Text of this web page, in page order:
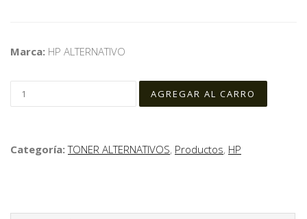
Marca: HP ALTERNATIVO
Categoría:TONER ALTERNATIVOS, Productos, HP